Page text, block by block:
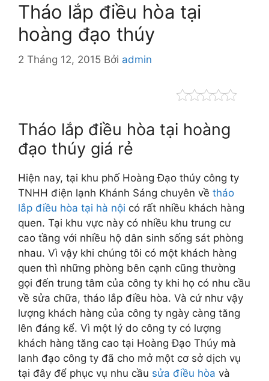
Tháo lắp điều hòa tại
hoàng đạo thúy
2 Tháng 12, 2015 Bởi admin
Tháo lắp điều hòa tại hoàng
đạo thúy giá rẻ
Hiện nay, tại khu phố Hoàng Đạo thúy công ty
TNHH điện lạnh Khánh Sáng chuyên về tháo
lắp điều hòa tại hà nội có rất nhiều khách hàng
quen. Tại khu vực này có nhiều khu trung cư
cao tầng với nhiều hộ dân sinh sống sát phòng
nhau. Vì vậy khi chúng tôi có một khách hàng
quen thì những phòng bên cạnh cũng thường
gọi đến trung tâm của công ty khi họ có nhu cầu
về sửa chữa, tháo lắp điều hòa. Và cứ như vậy
lượng khách hàng của công ty ngày càng tăng
lên đáng kể. Vì một lý do công ty có lượng
khách hàng tăng cao tại Hoàng Đạo Thúy mà
lanh đạo công ty đã cho mở một cơ sở dịch vụ
tại đây để phục vụ nhu cầu sửa điều hòa và